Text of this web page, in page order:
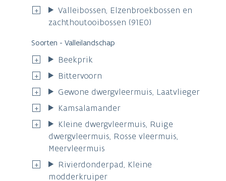
Valleibossen, Elzenbroekbossen en
zachthoutooibossen (91E0)
Soorten - Valleilandschap
Beekprik
Bittervoorn
Gewone dwergvleermuis, Laatvlieger
Kamsalamander
Kleine dwergvleermuis, Ruige
dwergvleermuis, Rosse vleermuis,
Meervleermuis
Rivierdonderpad, Kleine
modderkruiper